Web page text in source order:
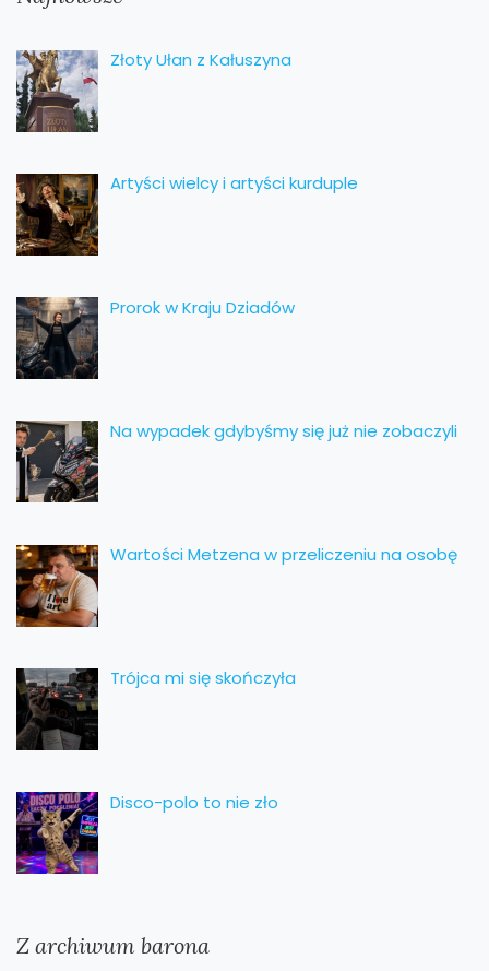
Złoty Ułan z Kałuszyna
Artyści wielcy i artyści kurduple
Prorok w Kraju Dziadów
Na wypadek gdybyśmy się już nie zobaczyli
Wartości Metzena w przeliczeniu na osobę
Trójca mi się skończyła
Disco-polo to nie zło
Z archiwum barona